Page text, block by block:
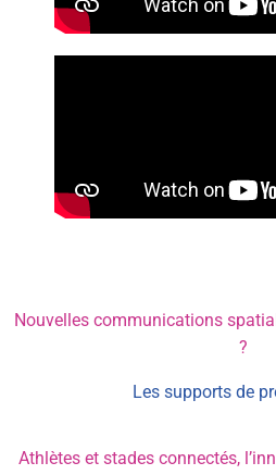
Nouvelles communications
?
Les supports de
Athlètes et stades connectés,